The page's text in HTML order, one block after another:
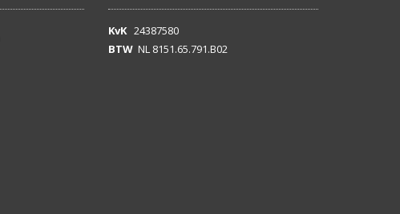
KvK24387580
BTWNL 8151.65.791.B02